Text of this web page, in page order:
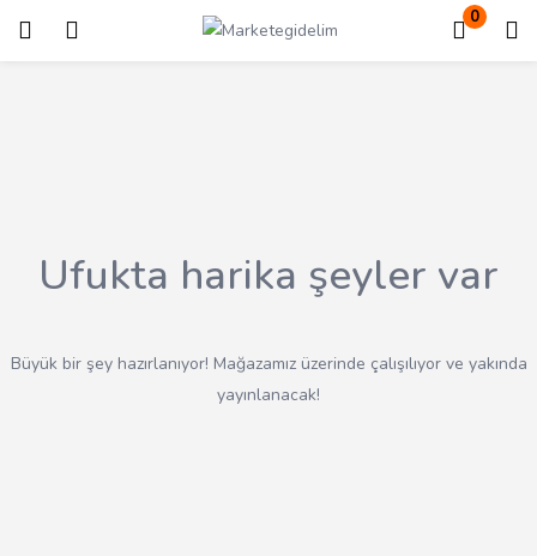
0
Giriş Kayıt ol
Ufukta harika şeyler var
Büyük bir şey hazırlanıyor! Mağazamız üzerinde çalışılıyor ve yakında
yayınlanacak!